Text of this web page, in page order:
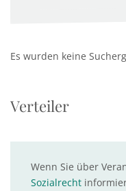
Es wurden keine
Verteiler
Wenn Sie über
Sozialrecht